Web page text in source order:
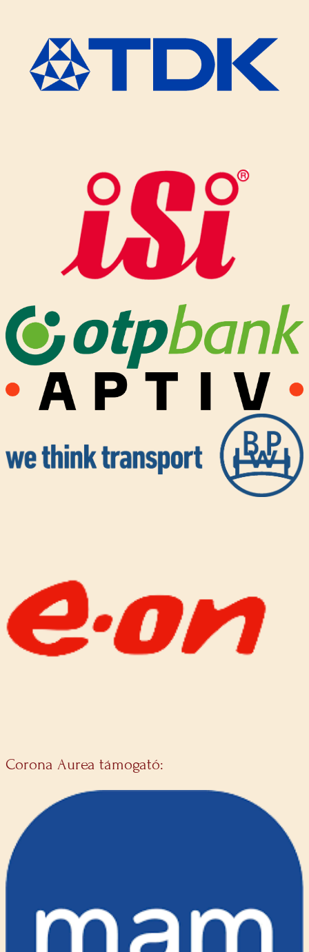
Corona Aurea támogató: